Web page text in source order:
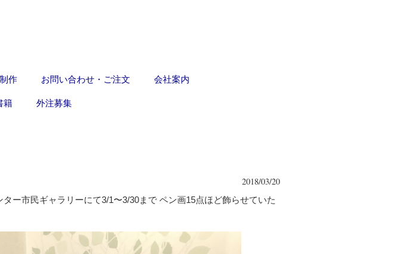
作 お問い合わせ・ご注文 会社案内
籍 外注募集
2018/03/20
ー市民ギャラリーにて3/1〜3/30まで ペン画15点ほど飾らせていた